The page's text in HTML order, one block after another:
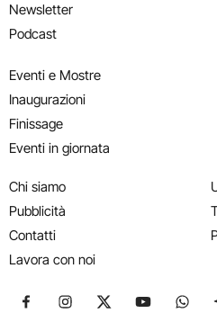
Newsletter
Podcast
Eventi e Mostre
Inaugurazioni
Finissage
Eventi in giornata
Chi siamo
Pubblicità
Contatti
Lavora con noi
Seguici su Facebook
Seguici su Instagram
Seguici su X
Seguici su